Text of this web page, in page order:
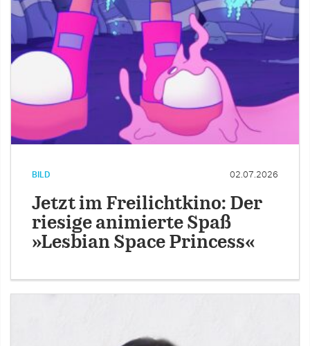
BILD 02.07.2026
Jetzt im Freilichtkino: Der
riesige animierte Spaß
»Lesbian Space Princess«